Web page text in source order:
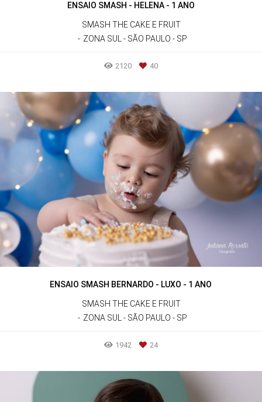
ENSAIO SMASH - HELENA - 1 ANO
SMASH THE CAKE E FRUIT
ZONA SUL - SÃO PAULO - SP
2120 40
ENSAIO SMASH BERNARDO - LUXO - 1 ANO
SMASH THE CAKE E FRUIT
ZONA SUL - SÃO PAULO - SP
1942 24